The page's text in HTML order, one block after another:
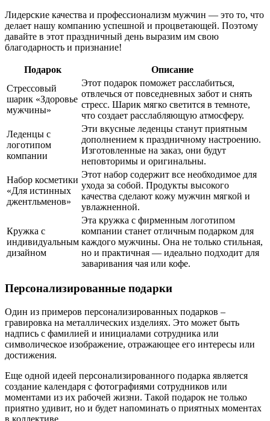
Лидерские качества и профессионализм мужчин — это то, что
делает нашу компанию успешной и процветающей. Поэтому
давайте в этот праздничный день выразим им свою
благодарность и признание!
Подарок
Описание
Стрессовый
шарик «Здоровье
мужчины»
Этот подарок поможет расслабиться,
отвлечься от повседневных забот и снять
стресс. Шарик мягко светится в темноте,
что создает расслабляющую атмосферу.
Леденцы с
логотипом
компании
Эти вкусные леденцы станут приятным
дополнением к праздничному настроению.
Изготовленные на заказ, они будут
неповторимы и оригинальны.
Набор косметики
«Для истинных
джентльменов»
Этот набор содержит все необходимое для
ухода за собой. Продукты высокого
качества сделают кожу мужчин мягкой и
увлажненной.
Кружка с
индивидуальным
дизайном
Эта кружка с фирменным логотипом
компании станет отличным подарком для
каждого мужчины. Она не только стильная,
но и практичная — идеально подходит для
заваривания чая или кофе.
Персонализированные подарки
Один из примеров персонализированных подарков –
гравировка на металлических изделиях. Это может быть
надпись с фамилией и инициалами сотрудника или
символическое изображение, отражающее его интересы или
достижения.
Еще одной идеей персонализированного подарка является
создание календаря с фотографиями сотрудников или
моментами из их рабочей жизни. Такой подарок не только
приятно удивит, но и будет напоминать о приятных моментах
в коллективе.